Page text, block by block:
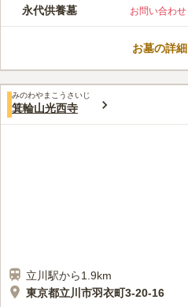
の文化財に指定されています
アクセスできる他、近隣にコ
接しているので、お参りと
この霊園はまだ誰からも評価されてい
永代供養墓 お問い合わ
お墓の詳
みのわやまこうさいじ
箕輪山光西寺
立川駅から1.9km
東京都立川市羽衣町3-20-16